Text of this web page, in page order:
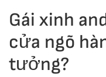
Gái xinh
cửa ngõ
tưởng?